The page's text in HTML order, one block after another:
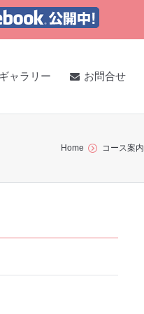
ギャラリー お問合せ
Home コース案内